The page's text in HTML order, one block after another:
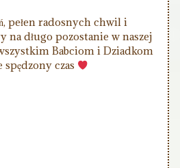
pełen radosnych chwil i
długo pozostanie w naszej
Babciom i Dziadkom
spędzony czas